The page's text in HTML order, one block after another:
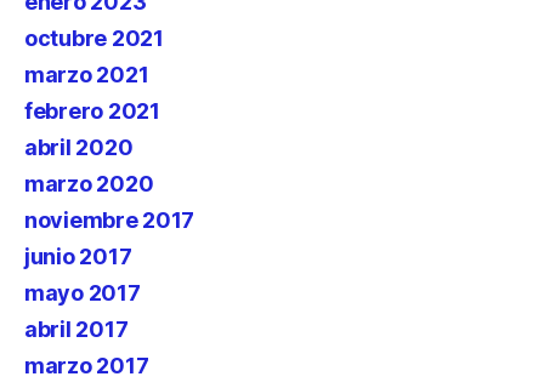
octubre 2021
marzo 2021
febrero 2021
abril 2020
marzo 2020
noviembre 2017
junio 2017
mayo 2017
abril 2017
marzo 2017